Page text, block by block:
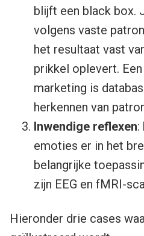
blijft een black box.
volgens vaste
het resultaat vast
prikkel oplevert.
marketing is
herkennen van
Inwendige reflexen:
emoties er in het
belangrijke
zijn EEG en fMRI-
Hieronder drie cases